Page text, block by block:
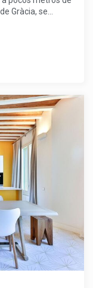
Gràcia, se
en un edificio
una perfecta
interiores
saludable
el máximo
de lujo
de bicicletas,
que responde
unidades varían
1 a 3
La joya de
planta, que
con vistas
por el
por su
garantizando
oasis de lujo en
oportunidad
buscan una